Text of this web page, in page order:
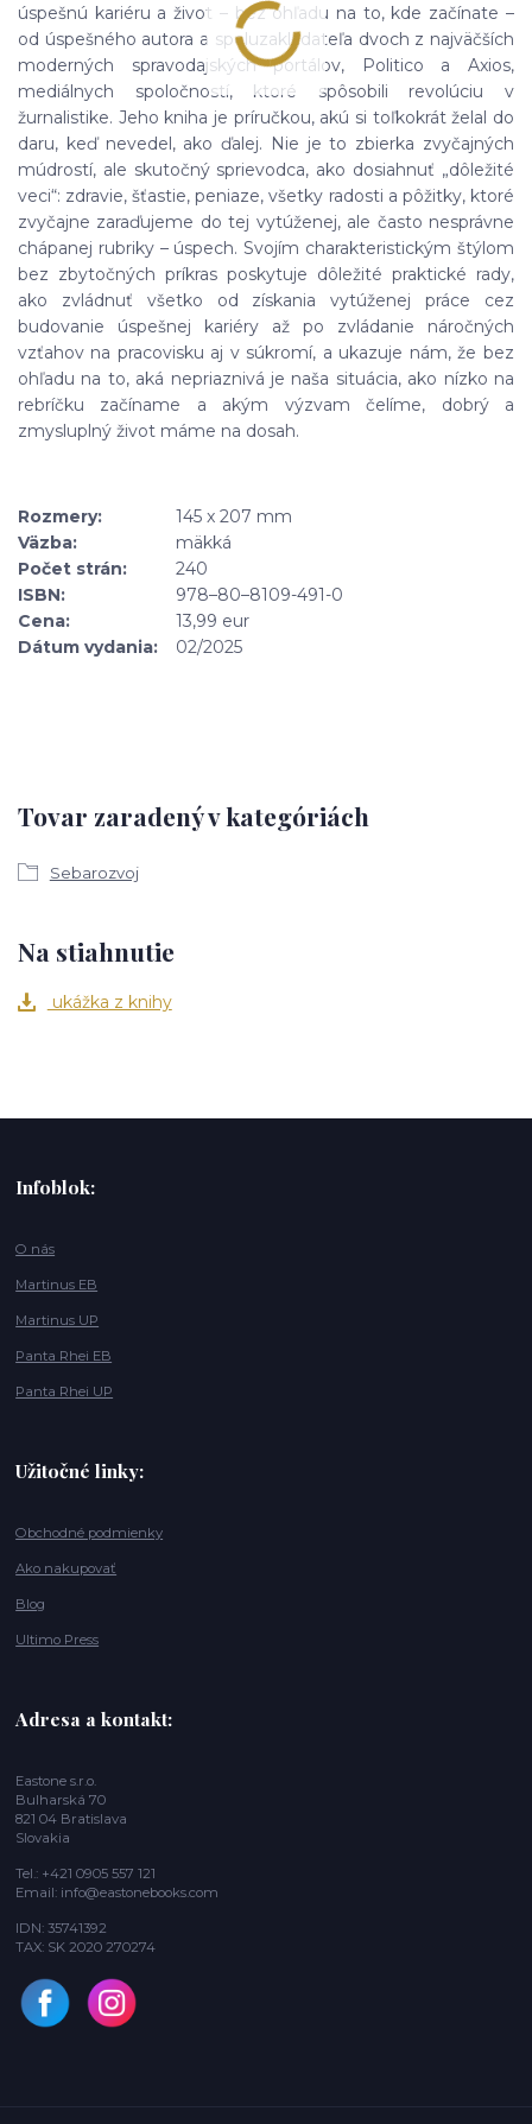
úspešnú kariéru a život – bez ohľadu na to, kde začínate –
od úspešného autora a spoluzakladateľa dvoch z najväčších
moderných spravodajských portálov, Politico a Axios,
mediálnych spoločností, ktoré spôsobili revolúciu v
žurnalistike. Jeho kniha je príručkou, akú si toľkokrát želal do
daru, keď nevedel, ako ďalej. Nie je to zbierka zvyčajných
múdrostí, ale skutočný sprievodca, ako dosiahnuť „dôležité
veci“: zdravie, šťastie, peniaze, všetky radosti a pôžitky, ktoré
zvyčajne zaraďujeme do tej vytúženej, ale často nesprávne
chápanej rubriky – úspech. Svojím charakteristickým štýlom
bez zbytočných príkras poskytuje dôležité praktické rady,
ako zvládnuť všetko od získania vytúženej práce cez
budovanie úspešnej kariéry až po zvládanie náročných
vzťahov na pracovisku aj v súkromí, a ukazuje nám, že bez
ohľadu na to, aká nepriaznivá je naša situácia, ako nízko na
rebríčku začíname a akým výzvam čelíme, dobrý a
zmysluplný život máme na dosah.
Rozmery:
145 x 207 mm
Väzba:
mäkká
Počet strán:
240
ISBN:
978–80–8109-491-0
Cena:
13,99 eur
Dátum vydania:
02/2025
Tovar zaradený v kategóriách
Sebarozvoj
Na stiahnutie
ukážka z knihy
Infoblok:
O nás
Martinus EB
Martinus UP
Panta Rhei EB
Panta Rhei UP
Užitočné linky:
Obchodné podmienky
Ako nakupovať
Blog
Ultimo Press
Adresa a kontakt:
Eastone s.r.o.
Bulharská 70
821 04 Bratislava
Slovakia
Tel.: +421 0905 557 121
Email: info@eastonebooks.com
IDN: 35741392
TAX: SK 2020 270274